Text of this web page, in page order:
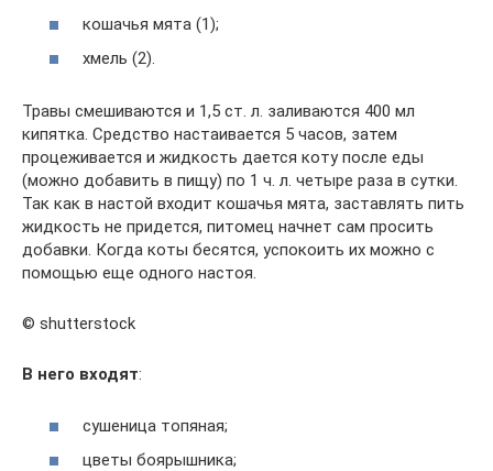
кошачья мята (1);
хмель (2).
Травы смешиваются и 1,5 ст. л. заливаются 400 мл
кипятка. Средство настаивается 5 часов, затем
процеживается и жидкость дается коту после еды
(можно добавить в пищу) по 1 ч. л. четыре раза в сутки.
Так как в настой входит кошачья мята, заставлять пить
жидкость не придется, питомец начнет сам просить
добавки. Когда коты бесятся, успокоить их можно с
помощью еще одного настоя.
© shutterstock
В него входят:
сушеница топяная;
цветы боярышника;